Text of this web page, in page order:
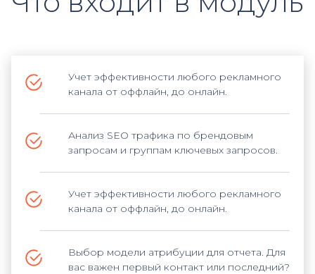
Учет эффективности любого рекламного
канала от оффлайн, до онлайн.
Анализ SEO трафика по брендовым
запросам и группам ключевых запросов.
Учет эффективности любого рекламного
канала от оффлайн, до онлайн.
Выбор модели атрибуции для отчета. Для
вас важен первый контакт или последний?